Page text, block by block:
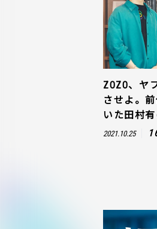
ZOZO、ヤ
させよ。
いた田村
2021.10.25